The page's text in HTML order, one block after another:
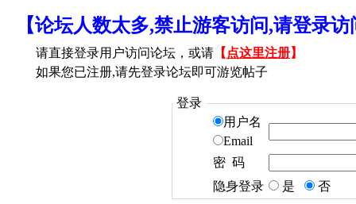
【论坛人数太多,禁止游客访问,请登录
请直接登录用户访问论坛，或请 【 点这里注册】
如果您已注册,请先登录论坛即可游览帖子
登录
用户名
Email
密 码
隐身登录
是 否